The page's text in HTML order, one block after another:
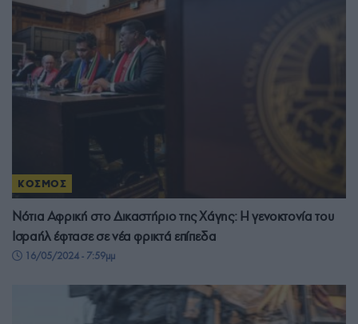
ΚΟΣΜΟΣ
Νότια Αφρική στο Δικαστήριο της Χάγης: Η γενοκτονία του
Ισραήλ έφτασε σε νέα φρικτά επίπεδα
16/05/2024 - 7:59μμ